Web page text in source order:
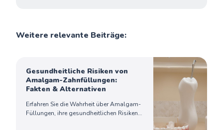
Weitere relevante Beiträge:
Gesundheitliche Risiken von
Amalgam-Zahnfüllungen:
Fakten & Alternativen
Erfahren Sie die Wahrheit über Amalgam-
Füllungen, ihre gesundheitlichen Risiken